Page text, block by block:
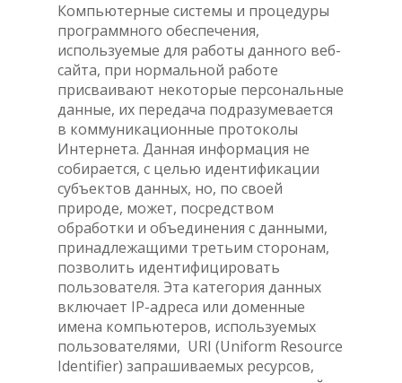
Компьютерные системы и процедуры
программного обеспечения,
используемые для работы данного веб-
сайта, при нормальной работе
присваивают некоторые персональные
данные, их передача подразумевается
в коммуникационные протоколы
Интернета. Данная информация не
собирается, с целью идентификации
субъектов данных, но, по своей
природе, может, посредством
обработки и объединения с данными,
принадлежащими третьим сторонам,
позволить идентифицировать
пользователя. Эта категория данных
включает IP-адреса или доменные
имена компьютеров, используемых
пользователями, URI (Uniform Resource
Identifier) запрашиваемых ресурсов,